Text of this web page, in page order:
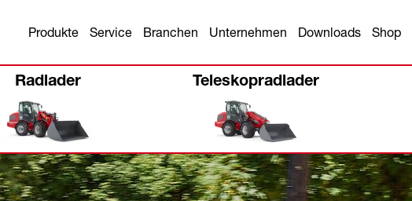
Produkte Service Branchen Unternehmen Downloads Shop
Radlader Teleskopradlader